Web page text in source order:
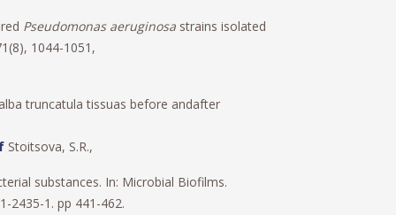
Pseudomonas aeruginosa strains isolated
1044-1051,
truncatula tissuas before andafter
Stoitsova, S.R.,
substances. In: Microbial Biofilms.
2435-1. pp 441-462.